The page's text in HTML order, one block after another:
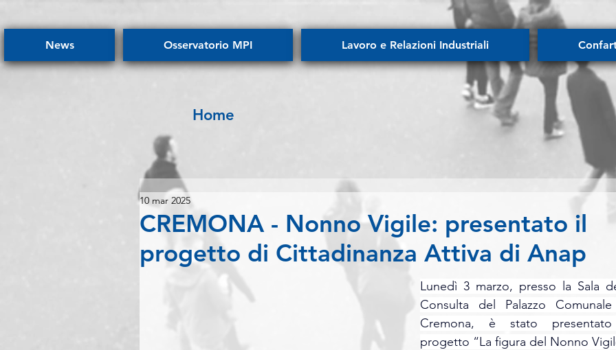
News Osservatorio MPI Lavoro e Relazioni Industriali
Home
CREMONA - Nonno Vigile: presentato il
progetto di Cittadinanza Attiva di Anap
10 mar 2025
Lunedì 3 marzo, presso la Sala
Consulta del Palazzo
Cremona, è stato
progetto “La figura del Nonno